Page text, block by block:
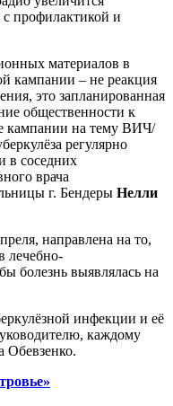
профилактикой и
материалов в
кампании – не реакция
это запланированная
общественности к
кампании на тему ВИЧ/
регулярно
в соседних
врача
г. Бендеры Нелли
направлена на то,
лечебно-
болезнь выявлялась на
инфекции и её
каждому
Обевзенко.